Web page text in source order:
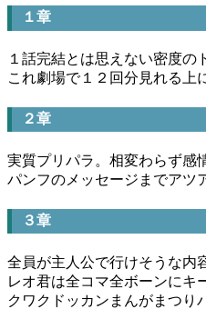
１章
１話完結とは思えない密度の
これ劇場で１２回分見れる上
２章
実質プリパラ。相変わらず感
パンフのメッセージまでアツ
３章
全員が主人公で行けそうな内
レオ君は全コマ全ボーンにキ
クワクドッカンまんがまつり